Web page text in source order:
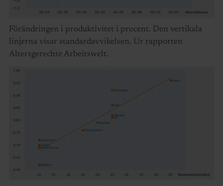
Förändringen i produktivitet i procent. Den vertikala
linjerna visar standardavvikelsen. Ur rapporten
Altersgerechte Arbeitswelt.